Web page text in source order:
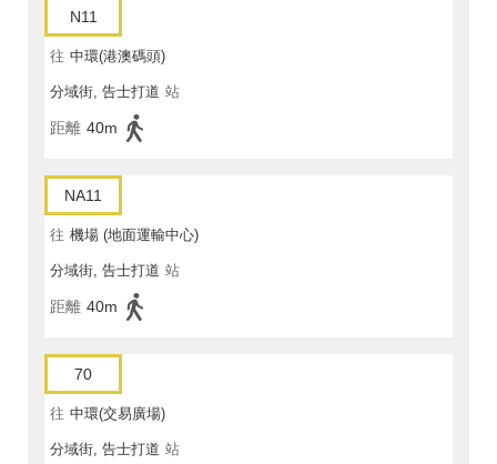
N11
往 中環(港澳碼頭)
分域街, 告士打道 站
距離 40m
NA11
往 機場 (地面運輸中心)
分域街, 告士打道 站
距離 40m
70
往 中環(交易廣場)
分域街, 告士打道 站